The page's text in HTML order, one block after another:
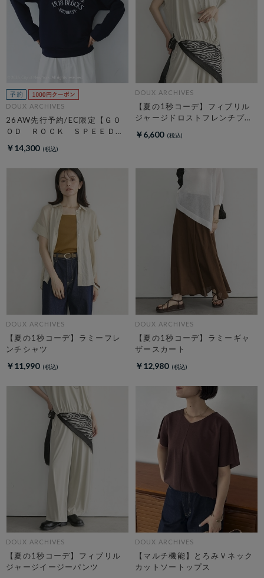
DOUX ARCHIVES
26AW先行予約/EC限定【ＧＯ
ＯＤ ＲＯＣＫ ＳＰＥＥＤ】
￥14,300
DOUX ARCHIVES
【夏の1秒コーデ】フィブリル
ジャージドロストフレンチプル
￥6,600
DOUX ARCHIVES
【夏の1秒コーデ】ラミーフレ
ンチシャツ
￥11,990
DOUX ARCHIVES
【夏の1秒コーデ】ラミーギャ
ザースカート
￥12,980
DOUX ARCHIVES
【夏の1秒コーデ】フィブリル
ジャージイージーパンツ
DOUX ARCHIVES
【マルチ機能】とろみＶネック
カットソートップス